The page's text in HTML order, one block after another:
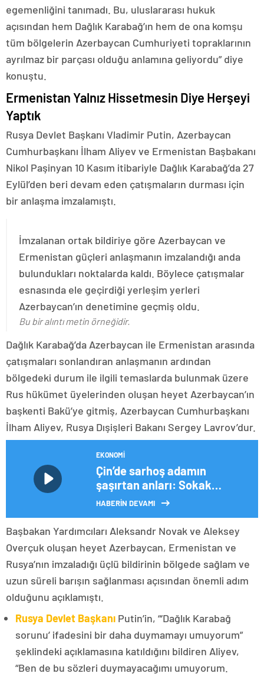
egemenliğini tanımadı. Bu, uluslararası hukuk
açısından hem Dağlık Karabağ’ın hem de ona komşu
tüm bölgelerin Azerbaycan Cumhuriyeti topraklarının
ayrılmaz bir parçası olduğu anlamına geliyordu” diye
konuştu.
Ermenistan Yalnız Hissetmesin Diye Herşeyi
Yaptık
Rusya Devlet Başkanı Vladimir Putin, Azerbaycan
Cumhurbaşkanı İlham Aliyev ve Ermenistan Başbakanı
Nikol Paşinyan 10 Kasım itibariyle Dağlık Karabağ’da 27
Eylül’den beri devam eden çatışmaların durması için
bir anlaşma imzalamıştı.
İmzalanan ortak bildiriye göre Azerbaycan ve
Ermenistan güçleri anlaşmanın imzalandığı anda
bulundukları noktalarda kaldı. Böylece çatışmalar
esnasında ele geçirdiği yerleşim yerleri
Azerbaycan’ın denetimine geçmiş oldu.
Bu bir alıntı metin örneğidir.
Dağlık Karabağ’da Azerbaycan ile Ermenistan arasında
çatışmaları sonlandıran anlaşmanın ardından
bölgedeki durum ile ilgili temaslarda bulunmak üzere
Rus hükümet üyelerinden oluşan heyet Azerbaycan’ın
başkenti Bakü’ye gitmiş, Azerbaycan Cumhurbaşkanı
İlham Aliyev, Rusya Dışişleri Bakanı Sergey Lavrov’dur.
EKONOMI
Çin’de sarhoş adamın
şaşırtan anları: Sokak
ortasında pitonla mücadele
HABERİN DEVAMI
Başbakan Yardımcıları Aleksandr Novak ve Aleksey
Overçuk oluşan heyet Azerbaycan, Ermenistan ve
Rusya’nın imzaladığı üçlü bildirinin bölgede sağlam ve
uzun süreli barışın sağlanması açısından önemli adım
olduğunu açıklamıştı.
Rusya Devlet Başkanı Putin’in, “‘Dağlık Karabağ
sorunu’ ifadesini bir daha duymamayı umuyorum”
şeklindeki açıklamasına katıldığını bildiren Aliyev,
“Ben de bu sözleri duymayacağımı umuyorum.